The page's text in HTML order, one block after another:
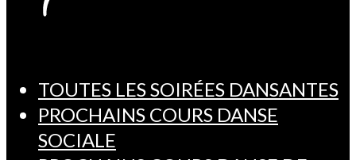
TOUTES LES SOIRÉES DANSANTES
PROCHAINS COURS DANSE
SOCIALE